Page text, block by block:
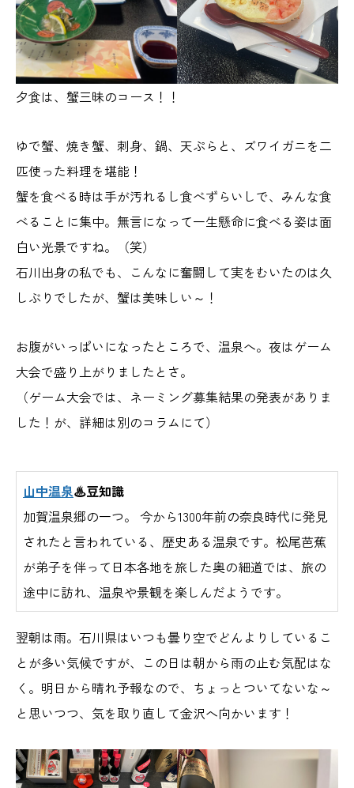
夕食は、蟹三昧のコース！！
ゆで蟹、焼き蟹、刺身、鍋、天ぷらと、ズワイガニを二
匹使った料理を堪能！
蟹を食べる時は手が汚れるし食べずらいしで、みんな食
べることに集中。無言になって一生懸命に食べる姿は面
白い光景ですね。（笑）
石川出身の私でも、こんなに奮闘して実をむいたのは久
しぶりでしたが、蟹は美味しい～！
お腹がいっぱいになったところで、温泉へ。夜はゲーム
大会で盛り上がりましたとさ。
（ゲーム大会では、ネーミング募集結果の発表がありま
した！が、詳細は別のコラムにて）
山中温泉♨豆知識
加賀温泉郷の一つ。 今から1300年前の奈良時代に発見
されたと言われている、歴史ある温泉です。松尾芭蕉
が弟子を伴って日本各地を旅した奥の細道では、旅の
途中に訪れ、温泉や景観を楽しんだようです。
翌朝は雨。石川県はいつも曇り空でどんよりしているこ
とが多い気候ですが、この日は朝から雨の止む気配はな
く。明日から晴れ予報なので、ちょっとついてないな～
と思いつつ、気を取り直して金沢へ向かいます！